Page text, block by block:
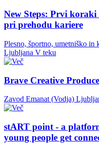
New Steps: Prvi koraki
pri prehodu kariere
Plesno, športno, umetniško
Ljubljana V teku
Brave Creative
Zavod Emanat (Vodja)
stART point - a
young people get